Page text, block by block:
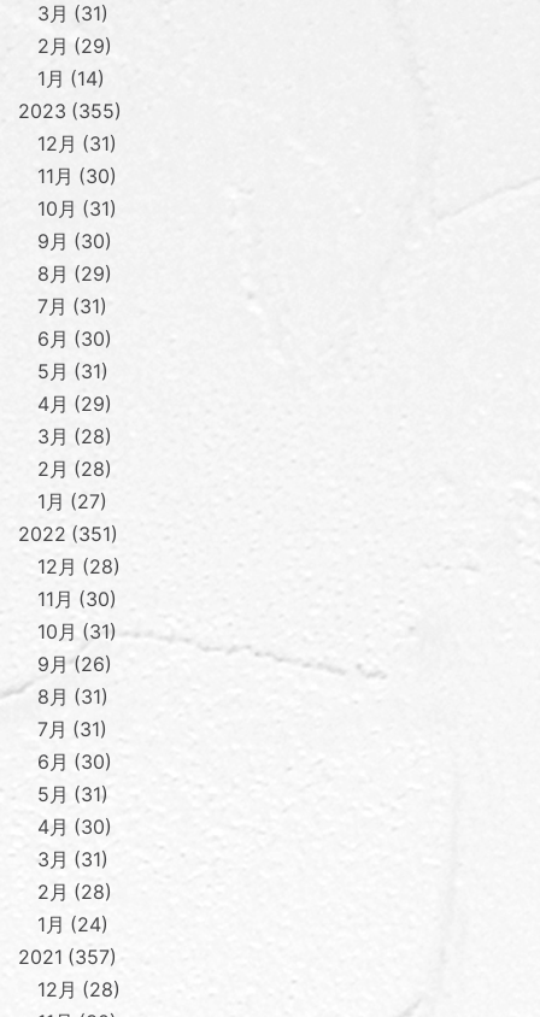
3月
31
2月
29
1月
14
2023 355
12月
31
11月
30
10月
31
9月
30
8月
29
7月
31
6月
30
5月
31
4月
29
3月
28
2月
28
1月
27
2022 351
12月
28
11月
30
10月
31
9月
26
8月
31
7月
31
6月
30
5月
31
4月
30
3月
31
2月
28
1月
24
2021 357
12月
28